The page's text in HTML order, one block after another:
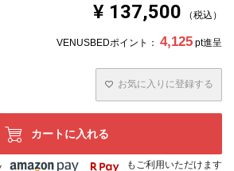
¥ 137,500 税込
VENUSBEDポイント： 4,125 pt進呈
お気に入りに登録する
カートに入れる
もご利用いただけます